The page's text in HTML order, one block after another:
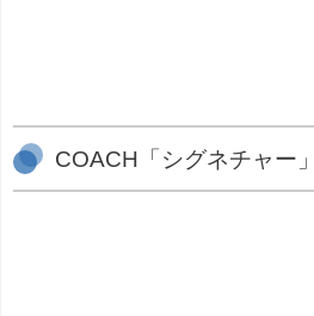
COACH「シグネチャー